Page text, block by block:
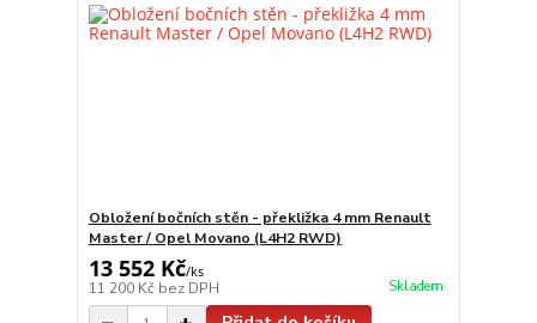
Obložení bočních stěn - překližka 4 mm Renault
Master / Opel Movano (L4H2 RWD)
13 552 Kč/ks
11 200 Kč bez DPH Skladem